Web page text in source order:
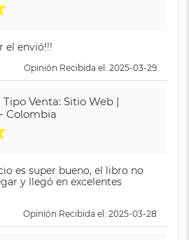
el envió!!!
Opinión Recibida el: 2025-03-29
Tipo Venta: Sitio Web |
Colombia
es super bueno, el libro no
y llegó en excelentes
Opinión Recibida el: 2025-03-28